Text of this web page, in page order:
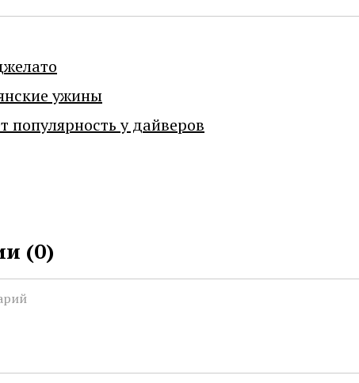
ужины
популярность у дайверов
(0)